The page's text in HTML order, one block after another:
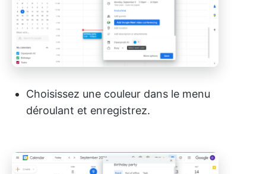
Choisissez une couleur dans le menu
déroulant et enregistrez.